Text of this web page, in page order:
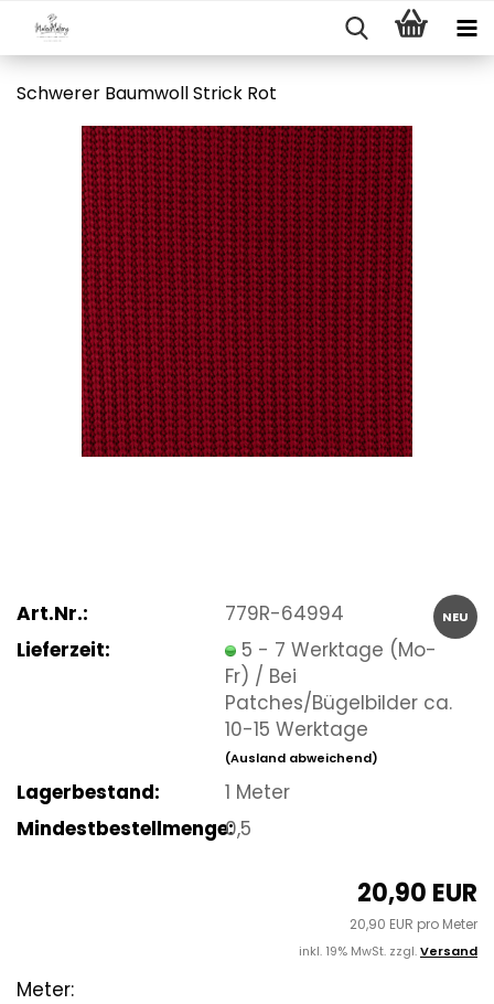
Schwerer Baumwoll Strick Rot
NEU
Art.Nr.:
779R-64994
Lieferzeit:
5 - 7 Werktage (Mo-
Fr) / Bei
Patches/Bügelbilder ca.
10-15 Werktage
(Ausland abweichend)
Lagerbestand: 1 Meter
Mindestbestellmenge:0,5
20,90 EUR
20,90 EUR pro Meter
inkl. 19% MwSt. zzgl.Versand
Meter: